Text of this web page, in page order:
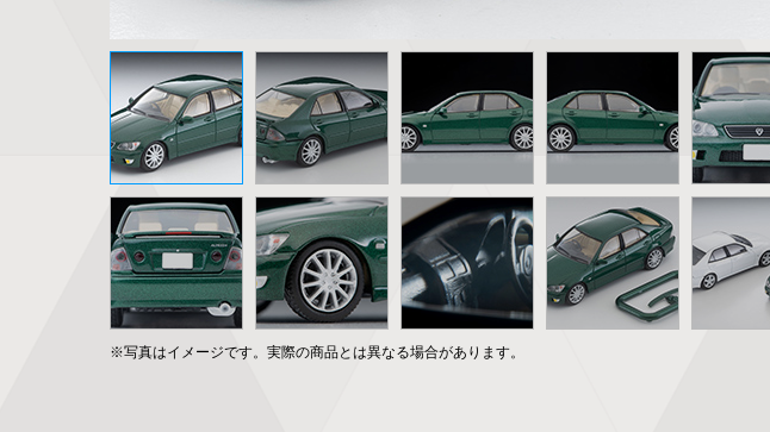
※写真はイメージです。実際の商品とは異なる場合があります。